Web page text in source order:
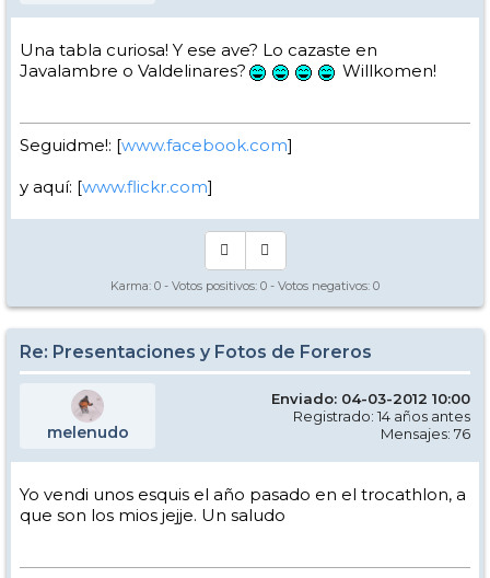
Una tabla curiosa! Y ese ave? Lo cazaste en
Javalambre o Valdelinares?
Willkomen!
Seguidme!: [www.facebook.com]
y aquí: [www.flickr.com]
Karma: 0 - Votos positivos: 0 - Votos negativos: 0
Re: Presentaciones y Fotos de Foreros
melenudo
Enviado: 04-03-2012 10:00
Registrado: 14 años antes
Mensajes: 76
Yo vendi unos esquis el año pasado en el trocathlon, a
que son los mios jejje. Un saludo